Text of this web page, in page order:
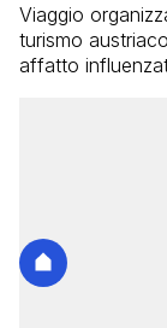
Viaggio
turismo
affatto